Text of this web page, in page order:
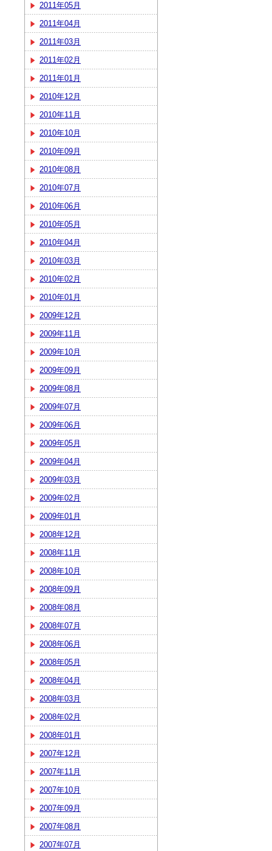
2011年05月
2011年04月
2011年03月
2011年02月
2011年01月
2010年12月
2010年11月
2010年10月
2010年09月
2010年08月
2010年07月
2010年06月
2010年05月
2010年04月
2010年03月
2010年02月
2010年01月
2009年12月
2009年11月
2009年10月
2009年09月
2009年08月
2009年07月
2009年06月
2009年05月
2009年04月
2009年03月
2009年02月
2009年01月
2008年12月
2008年11月
2008年10月
2008年09月
2008年08月
2008年07月
2008年06月
2008年05月
2008年04月
2008年03月
2008年02月
2008年01月
2007年12月
2007年11月
2007年10月
2007年09月
2007年08月
2007年07月